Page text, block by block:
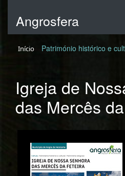
Angrosfera
Início Património histórico e
Igreja de
das Mercês